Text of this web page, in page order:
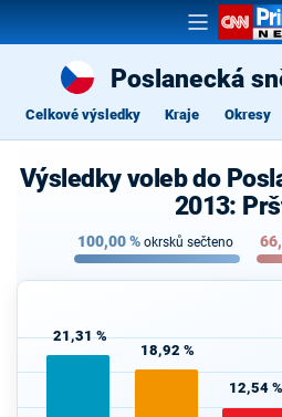
Poslanecká
Celkové výsledky Kraje Okresy
Výsledky voleb do
2013:
100,00% okrsků sečteno
21,31 %
18,92 %
12,54 %